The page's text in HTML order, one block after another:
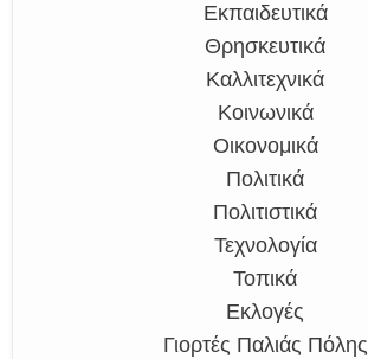
Εκπαιδευτικά
Θρησκευτικά
Καλλιτεχνικά
Κοινωνικά
Οικονομικά
Πολιτικά
Πολιτιστικά
Τεχνολογία
Τοπικά
Εκλογές
Γιορτές Παλιάς Πόλης